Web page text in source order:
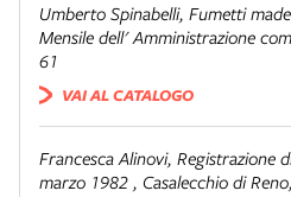
Umberto Spinabelli, Fumetti
Mensile dell' Amministrazione
61
VAI AL CATALOGO
Francesca Alinovi, Registrazione
marzo 1982 , Casalecchio di Reno,